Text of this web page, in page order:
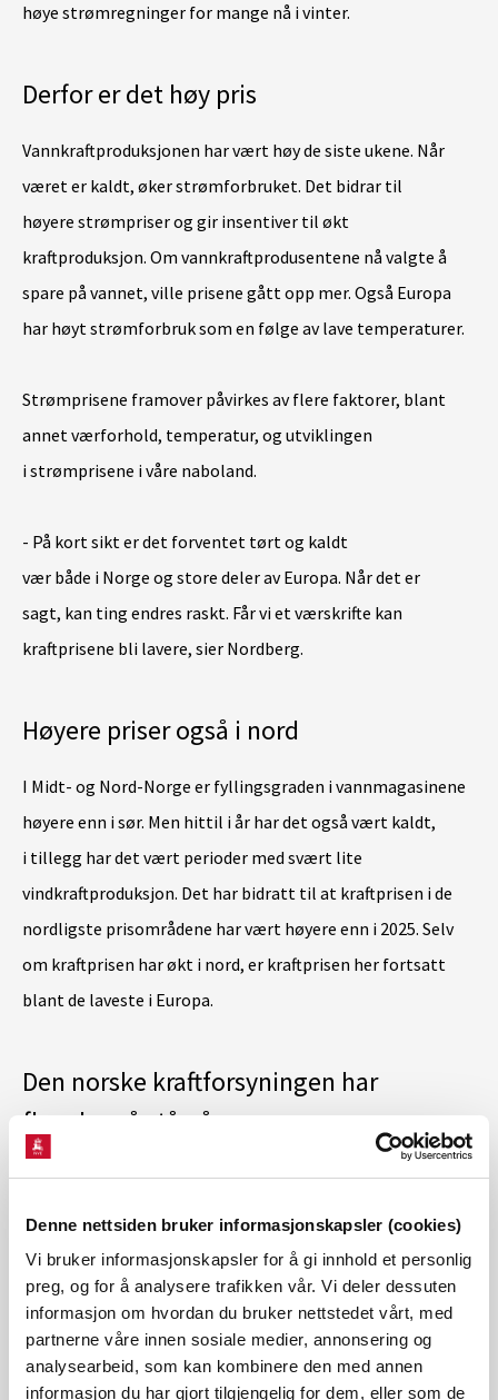
Denne nettsiden bruker informasjonskapsler (cookies)
Vi bruker informasjonskapsler for å gi innhold et personlig
preg, og for å analysere trafikken vår. Vi deler dessuten
informasjon om hvordan du bruker nettstedet vårt, med
partnerne våre innen sosiale medier, annonsering og
analysearbeid, som kan kombinere den med annen
informasjon du har gjort tilgjengelig for dem, eller som de
høye strømregninger for mange nå i vinter.
Derfor er det høy pris
Vannkraftproduksjonen har vært høy de siste ukene. Når
været er kaldt, øker strømforbruket. Det bidrar til
høyere strømpriser og gir insentiver til økt
kraftproduksjon. Om vannkraftprodusentene nå valgte å
spare på vannet, ville prisene gått opp mer. Også Europa
har høyt strømforbruk som en følge av lave temperaturer.
Strømprisene framover påvirkes av flere faktorer, blant
annet værforhold, temperatur, og utviklingen
i strømprisene i våre naboland.
- På kort sikt er det forventet tørt og kaldt
vær både i Norge og store deler av Europa. Når det er
sagt, kan ting endres raskt. Får vi et værskrifte kan
kraftprisene bli lavere, sier Nordberg.
Høyere priser også i nord
I Midt- og Nord-Norge er fyllingsgraden i vannmagasinene
høyere enn i sør. Men hittil i år har det også vært kaldt,
i tillegg har det vært perioder med svært lite
vindkraftproduksjon. Det har bidratt til at kraftprisen i de
nordligste prisområdene har vært høyere enn i 2025. Selv
om kraftprisen har økt i nord, er kraftprisen her fortsatt
blant de laveste i Europa.
Den norske kraftforsyningen har
flere ben å stå på
Selv om vannkraften står sentralt i det norske
kraftsystemet, har også Norge tilgang til strøm fra andre
kilder.
- Overføringskapasiteten mellom Norge og landene rundt
oss er en viktig grunn til at vi vurderer
forsyningssikkerheten som god. Blir det mindre